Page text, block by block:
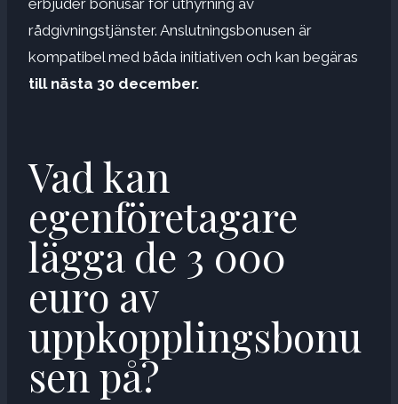
rådgivningstjänster. Anslutningsbonusen är
kompatibel med båda initiativen och kan begäras
till nästa 30 december.
Vad kan
egenföretagare
lägga de 3 000
euro av
uppkopplingsbonu
sen på?